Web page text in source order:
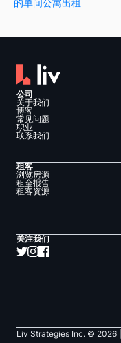
的单间公寓出租
公司
关于我们
博客
常见问题
职业
联系我们
租客
浏览房源
租金报告
租客资源
关注我们
Liv Strategies Inc. © 2026